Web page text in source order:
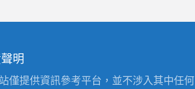
明
僅提供資訊參考平台，並不涉入其中任何